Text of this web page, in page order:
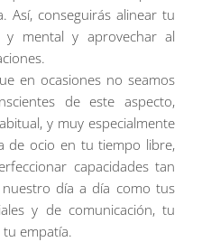
Así, conseguirás alinear tu
y mental y aprovechar al
en ocasiones no seamos
de este aspecto,
y muy especialmente
de ocio en tu tiempo libre,
capacidades tan
día a día como tus
y de comunicación, tu
empatía.